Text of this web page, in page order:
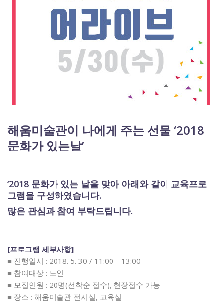
해움미술관이 나에게 주는 선물 ‘2018
문화가 있는날’
‘2018 문화가 있는 날을 맞아 아래와 같이 교육프로
그램을 구성하였습니다.
많은 관심과 참여 부탁드립니다.
[프로그램 세부사항]
■ 진행일시 : 2018. 5. 30 / 11:00 – 13:00
■ 참여대상 : 노인
■ 모집인원 : 20명(선착순 접수), 현장접수 가능
■ 장소 : 해움미술관 전시실, 교육실